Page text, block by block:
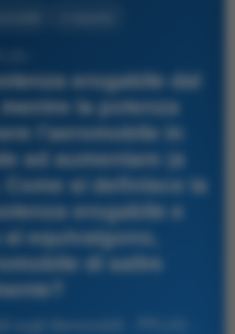
erogabile dal
la potenza
l'aeromobile in
ad aumentare (a
si definisce la
erogabile e
equivalgono,
di salire